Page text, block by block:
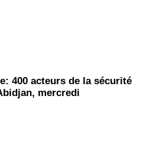
400 acteurs de la sécurité
mercredi